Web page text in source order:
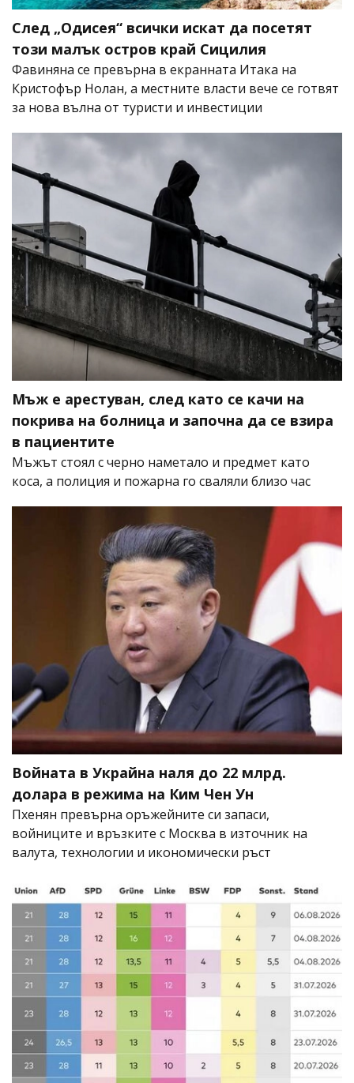
След „Одисея“ всички искат да посетят
този малък остров край Сицилия
Фавиняна се превърна в екранната Итака на
Кристофър Нолан, а местните власти вече се готвят
за нова вълна от туристи и инвестиции
Мъж е арестуван, след като се качи на
покрива на болница и започна да се взира
в пациентите
Мъжът стоял с черно наметало и предмет като
коса, а полиция и пожарна го сваляли близо час
Войната в Украйна наля до 22 млрд.
долара в режима на Ким Чен Ун
Пхенян превърна оръжейните си запаси,
войниците и връзките с Москва в източник на
валута, технологии и икономически ръст